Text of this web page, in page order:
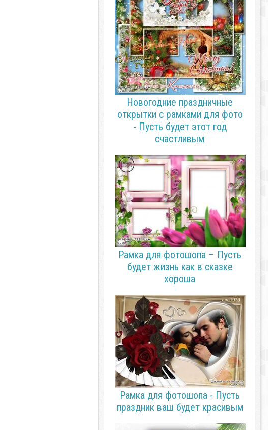
Новогодние праздничные
открытки с рамками для фото
- Пусть будет этот год
счастливым
Рамка для фотошопа – Пусть
будет жизнь как в сказке
хороша
Рамка для фотошопа - Пусть
праздник ваш будет красивым